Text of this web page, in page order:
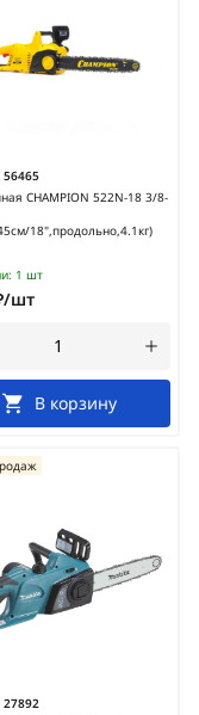
56465
CHAMPION 522N-18 3/8-
18",продольно,4.1кг)
1 шт
шт
В корзину
27892